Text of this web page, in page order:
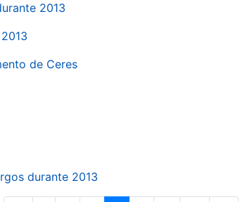
2013
de Ceres
durante 2013